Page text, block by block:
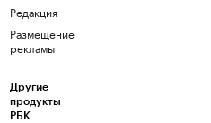
Редакция
Размещение
рекламы
Другие
продукты
РБК